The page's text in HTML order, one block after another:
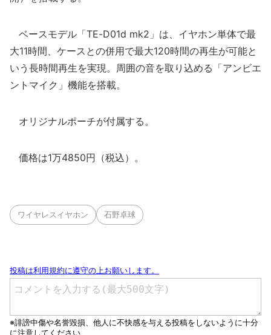
ベースモデル「TE-D01d mk2」は、イヤホン単体で最
大11時間、ケースとの併用で最大120時間の再生が可能と
いう長時間再生を実現。周囲の音を取り込める「アンビエ
ントマイク」機能を搭載。
オリジナルポーチが付属する。
価格は1万4850円（税込）。
ワイヤレスイヤホン 石野卓球